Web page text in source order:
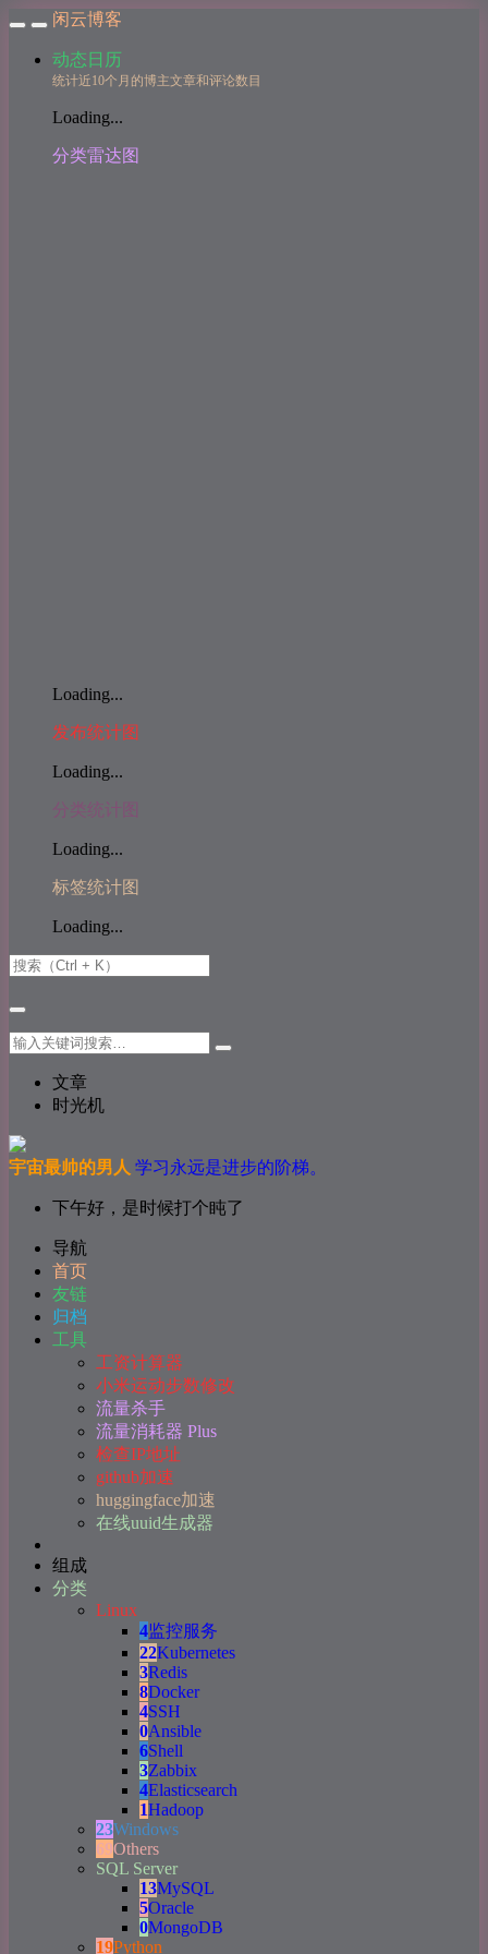
闲云博客
动态日历
统计近10个月的博主文章和评论数目
Loading...
分类雷达图
Loading...
发布统计图
Loading...
分类统计图
Loading...
标签统计图
Loading...
文章
时光机
宇宙最帅的男人 学习永远是进步的阶梯。
下午好，是时候打个盹了
导航
首页
友链
归档
工具
工资计算器
小米运动步数修改
流量杀手
流量消耗器 Plus
检查IP地址
github加速
huggingface加速
在线uuid生成器
组成
分类
Linux
4监控服务
22Kubernetes
3Redis
8Docker
4SSH
0Ansible
6Shell
3Zabbix
4Elasticsearch
1Hadoop
23Windows
69Others
SQL Server
13MySQL
5Oracle
0MongoDB
19Python